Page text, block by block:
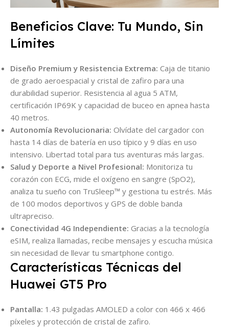
Beneficios Clave: Tu Mundo, Sin
Límites
Diseño Premium y Resistencia Extrema: Caja de titanio
de grado aeroespacial y cristal de zafiro para una
durabilidad superior. Resistencia al agua 5 ATM,
certificación IP69K y capacidad de buceo en apnea hasta
40 metros.
Autonomía Revolucionaria: Olvídate del cargador con
hasta 14 días de batería en uso típico y 9 días en uso
intensivo. Libertad total para tus aventuras más largas.
Salud y Deporte a Nivel Profesional: Monitoriza tu
corazón con ECG, mide el oxígeno en sangre (SpO2),
analiza tu sueño con TruSleep™ y gestiona tu estrés. Más
de 100 modos deportivos y GPS de doble banda
ultrapreciso.
Conectividad 4G Independiente: Gracias a la tecnología
eSIM, realiza llamadas, recibe mensajes y escucha música
sin necesidad de llevar tu smartphone contigo.
Características Técnicas del
Huawei GT5 Pro
Pantalla: 1.43 pulgadas AMOLED a color con 466 x 466
píxeles y protección de cristal de zafiro.